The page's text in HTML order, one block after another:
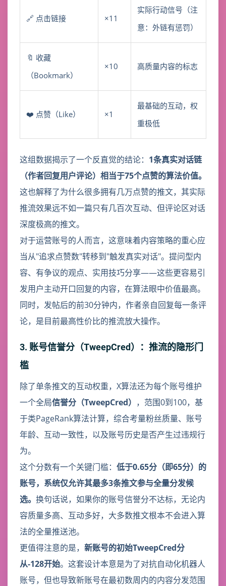
🔗 点击链接 ×11
实际行动信号（注
意：外链有惩罚）
🔖 收藏
（Bookmark）
×10 高质量内容的标志
❤️ 点赞（Like） ×1
最基础的互动，权
重极低
这组数据揭示了一个反直觉的结论： 1条真实对话链
（作者回复用户评论）相当于75个点赞的算法价值。
这也解释了为什么很多拥有几万点赞的推文，其实际
推流效果远不如一篇只有几百次互动、但评论区对话
深度极高的推文。
对于运营账号的人而言，这意味着内容策略的重心应
当从"追求点赞数"转移到"触发真实对话"。提问型内
容、有争议的观点、实用技巧分享——这些更容易引
发用户主动开口回复的内容，在算法眼中价值最高。
同时，发帖后的前30分钟内，作者亲自回复每一条评
论，是目前最高性价比的推流放大操作。
3. 账号信誉分（TweepCred）：推流的隐形门
槛
除了单条推文的互动权重，X算法还为每个账号维护
一个全局信誉分（TweepCred） ，范围0到100，基
于类PageRank算法计算，综合考量粉丝质量、账号
年龄、互动一致性，以及账号历史是否产生过违规行
为。
这个分数有一个关键门槛： 低于0.65分（即65分）的
账号，系统仅允许其最多3条推文参与全量分发候
选。 换句话说，如果你的账号信誉分不达标，无论内
容质量多高、互动多好，大多数推文根本不会进入算
法的全量推送池。
更值得注意的是， 新账号的初始TweepCred分
从-128开始。这套设计本意是为了对抗自动化机器人
账号，但也导致新账号在最初数周内的内容分发范围